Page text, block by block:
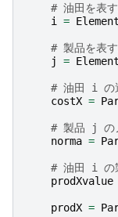
# 油田を表
i
= Element
# 製品を表
j
= Element
# 油田 i の
costX =
# 製品 j の
norma =
# 油田 i の
prodXvalue
prodX =